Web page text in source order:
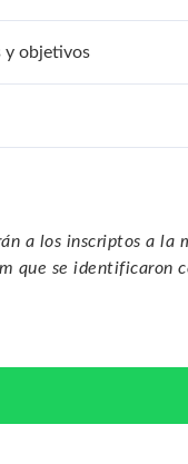
y objetivos
a los inscriptos a la
que se identificaron